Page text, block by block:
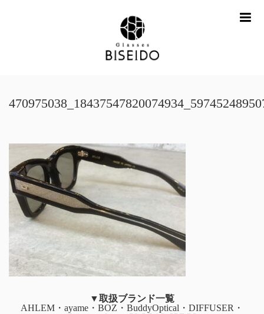
▼取扱ブランド一覧
AHLEM・ayame・BOZ・BuddyOptical・DIFFUSER・